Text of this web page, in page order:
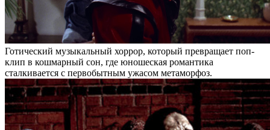
Готический музыкальный хоррор, который превращает поп-
клип в кошмарный сон, где юношеская романтика
сталкивается с первобытным ужасом метаморфоз.